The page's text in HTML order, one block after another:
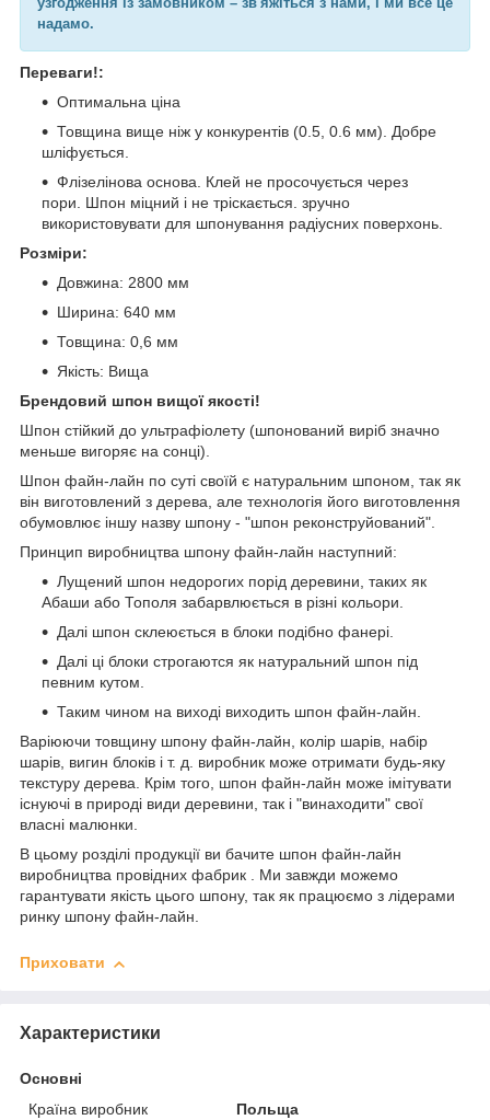
надамо.
Переваги!:
Оптимальна ціна
Товщина вище ніж у конкурентів (0.5, 0.6 мм). Добре
шліфується.
Флізелінова основа. Клей не просочується через
пори. Шпон міцний і не тріскається. зручно
використовувати для шпонування радіусних поверхонь.
Розміри:
Довжина: 2800 мм
Ширина: 640 мм
Товщина: 0,6 мм
Якість: Вища
Брендовий шпон вищої якості!
Шпон стійкий до ультрафіолету (шпонований виріб значно
меньше вигоряє на сонці).
Шпон файн-лайн по суті своїй є натуральним шпоном, так як
він виготовлений з дерева, але технологія його виготовлення
обумовлює іншу назву шпону - "шпон реконструйований".
Принцип виробництва шпону файн-лайн наступний:
Лущений шпон недорогих порід деревини, таких як
Абаши або Тополя забарвлюється в різні кольори.
Далі шпон склеюється в блоки подібно фанері.
Далі ці блоки строгаются як натуральний шпон під
певним кутом.
Таким чином на виході виходить шпон файн-лайн.
Варіюючи товщину шпону файн-лайн, колір шарів, набір
шарів, вигин блоків і т. д. виробник може отримати будь-яку
текстуру дерева. Крім того, шпон файн-лайн може імітувати
існуючі в природі види деревини, так і "винаходити" свої
власні малюнки.
В цьому розділі продукції ви бачите шпон файн-лайн
виробництва провідних фабрик . Ми завжди можемо
гарантувати якість цього шпону, так як працюємо з лідерами
ринку шпону файн-лайн.
Приховати
Характеристики
Основні
Країна виробник
Польща